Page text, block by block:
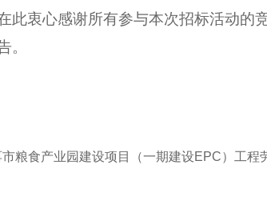
此衷心感谢所有参与本次招标活动的竞
。
市粮食产业园建设项目（一期建设EPC）工程